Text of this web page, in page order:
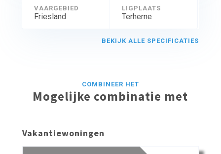
VAARGEBIED
Friesland
LIGPLAATS
Terherne
BEKIJK ALLE SPECIFICATIES
COMBINEER HET
Mogelijke combinatie met
Vakantiewoningen